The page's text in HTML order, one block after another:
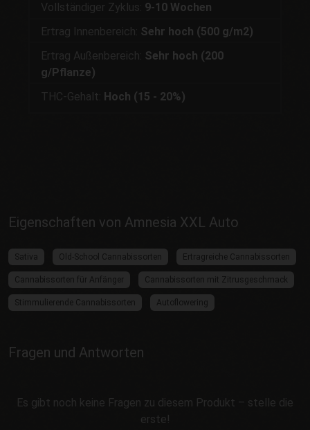
Vollständiger Zyklus: 9-10 Wochen
Ertrag Innenbereich: Sehr hoch (500 g/m2)
Ertrag Außenbereich: Sehr hoch (200
g/Pflanze)
THC-Gehalt: Hoch (15 - 20%)
Eigenschaften von Amnesia XXL Auto
Sativa Old-School Cannabissorten Ertragreiche Cannabissorten
Cannabissorten für Anfänger Cannabissorten mit Zitrusgeschmack
Stimmulierende Cannabissorten Autoflowering
Fragen und Antworten
Es gibt noch keine Fragen zu diesem Produkt – stelle die
erste!